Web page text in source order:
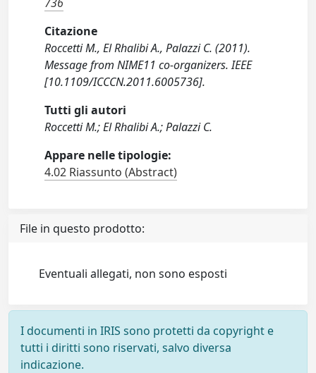
Citazione
Roccetti M., El Rhalibi A., Palazzi C. (2011).
Message from NIME11 co-organizers. IEEE
[10.1109/ICCCN.2011.6005736].
Tutti gli autori
Roccetti M.; El Rhalibi A.; Palazzi C.
Appare nelle tipologie:
4.02 Riassunto (Abstract)
File in questo prodotto:
Eventuali allegati, non sono esposti
I documenti in IRIS sono protetti da copyright e
tutti i diritti sono riservati, salvo diversa
indicazione.